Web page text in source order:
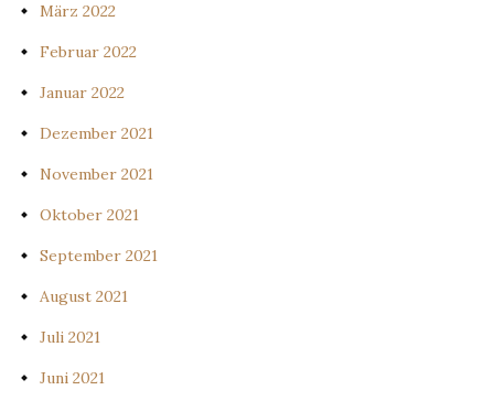
März 2022
Februar 2022
Januar 2022
Dezember 2021
November 2021
Oktober 2021
September 2021
August 2021
Juli 2021
Juni 2021